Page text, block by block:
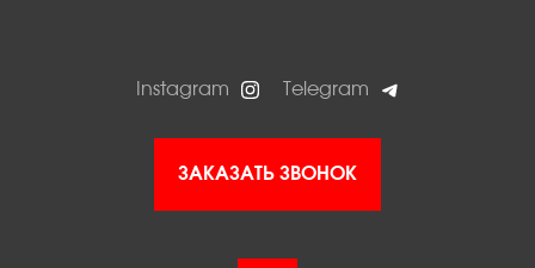
Instagram Telegram
ЗАКАЗАТЬ ЗВОНОК